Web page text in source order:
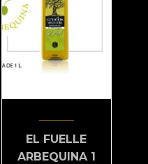
página
de
producto
EL FUELLE
ARBEQUINA 1